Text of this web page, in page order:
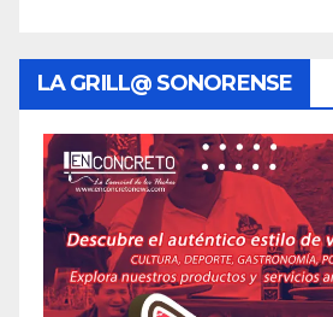
LA GRILL@ SONORENSE